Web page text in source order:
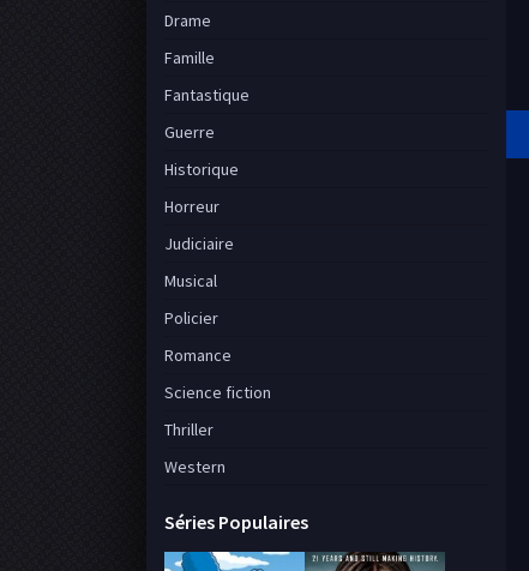
Drame
Famille
Fantastique
Guerre
Historique
Horreur
Judiciaire
Musical
Policier
Romance
Science fiction
Thriller
Western
Séries Populaires